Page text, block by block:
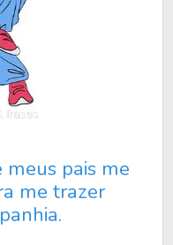
pais me
me trazer